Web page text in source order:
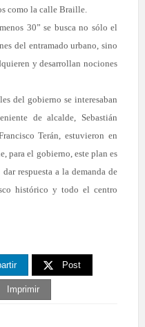
como la calle Braille.
30” se busca no sólo el
del entramado urbano, sino
y desarrollan nociones
del gobierno se interesaban
de alcalde, Sebastián
Terán, estuvieron en
para el gobierno, este plan es
respuesta a la demanda de
histórico y todo el centro
Post
Imprimir